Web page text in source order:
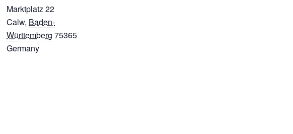
Marktplatz 22
Calw, Baden-
Württemberg 75365
Germany